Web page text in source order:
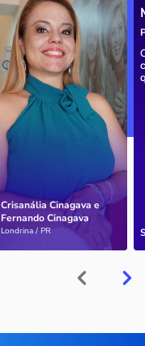
Crisanália Cinagava e
Fernando Cinagava
Londrina / PR